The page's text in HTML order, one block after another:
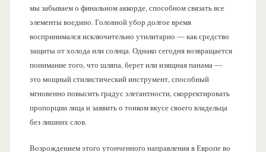
мы забываем о финальном аккорде, способном связать все
элементы воедино. Головной убор долгое время
воспринимался исключительно утилитарно — как средство
защиты от холода или солнца. Однако сегодня возвращается
понимание того, что шляпа, берет или изящная панама —
это мощный стилистический инструмент, способный
мгновенно повысить градус элегантности, скорректировать
пропорции лица и заявить о тонком вкусе своего владельца
без лишних слов.
Возрождением этого утонченного направления в Европе во